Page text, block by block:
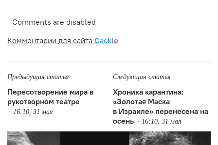
Comments are disabled
Комментарии для сайта Cackle
Предыдущая статья
Пересотворение мира в
рукотворном театре
16:10, 31 мая
Следующая статья
Хроника карантина:
«Золотая Маска
в Израиле» перенесена на
осень
16:10, 31 мая